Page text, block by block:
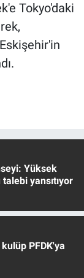
Tokyo'daki
Yüksek
yansıtıyor
PFDK'ya